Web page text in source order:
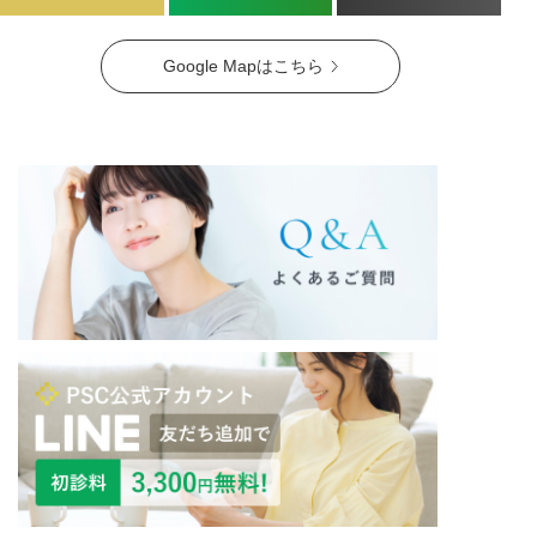
Google Mapはこちら